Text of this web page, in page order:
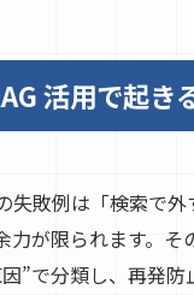
活用で起き
失敗例は「検索で
力が限られます。
”で分類し、再発